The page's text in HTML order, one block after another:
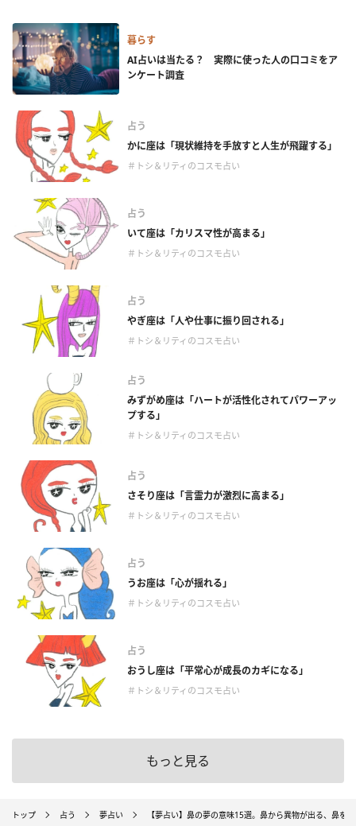
暮らす
AI占いは当たる？ 実際に使った人の口コミをア
ンケート調査
占う
かに座は「現状維持を手放すと人生が飛躍する」
＃トシ＆リティのコスモ占い
占う
いて座は「カリスマ性が高まる」
＃トシ＆リティのコスモ占い
占う
やぎ座は「人や仕事に振り回される」
＃トシ＆リティのコスモ占い
占う
みずがめ座は「ハートが活性化されてパワーアッ
プする」
＃トシ＆リティのコスモ占い
占う
さそり座は「言霊力が激烈に高まる」
＃トシ＆リティのコスモ占い
占う
うお座は「心が揺れる」
＃トシ＆リティのコスモ占い
占う
おうし座は「平常心が成長のカギになる」
＃トシ＆リティのコスモ占い
もっと見る
トップ 占う 夢占い 【夢占い】鼻の夢の意味15選。鼻から異物が出る、鼻を